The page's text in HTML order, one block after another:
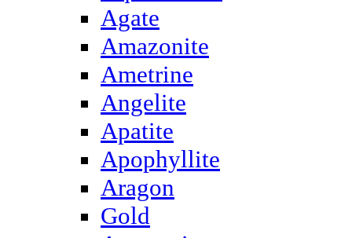
Agate
Amazonite
Ametrine
Angelite
Apatite
Apophyllite
Aragon
Gold